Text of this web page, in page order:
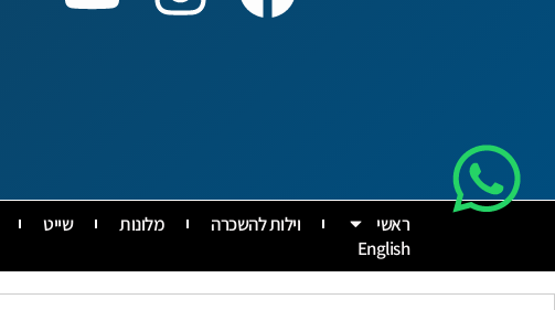
ראשי וילות להשכרה מלונות שייט
English